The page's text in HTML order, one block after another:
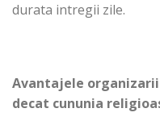
durata intregii zile.
Avantajele
decat cununia